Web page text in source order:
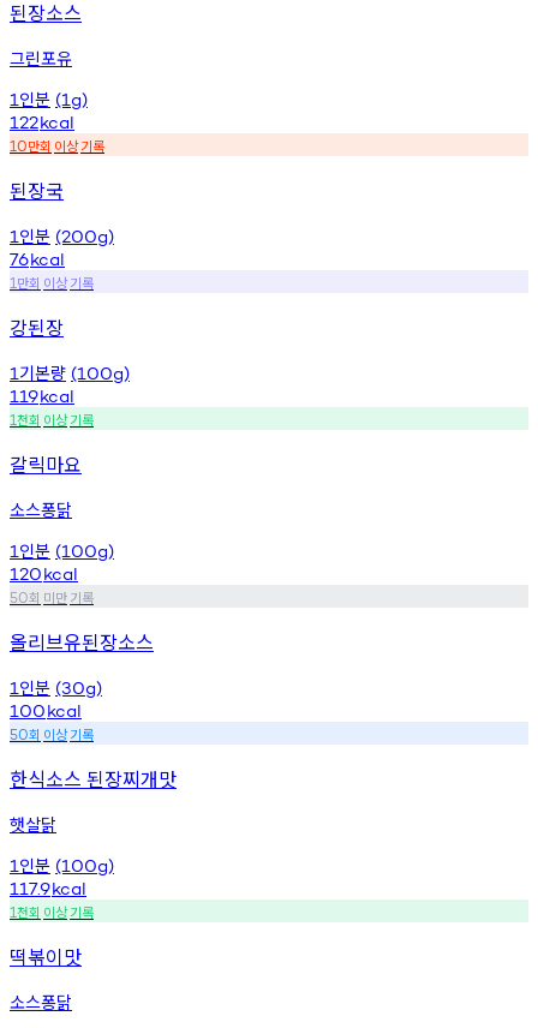
된장소스
그린포유
1 인분 (1g)
122kcal
10만회 이상기록
된장국
1 인분 (200g)
76kcal
1 만회 이상기록
강된장
1 기본량 (100g)
119kcal
1천회 이상기록
갈릭마요
소스퐁닭
1 인분 (100g)
120kcal
50회 미만기록
올리브유된장소스
1 인분 (30g)
100kcal
50회 이상기록
한식소스 된장찌개맛
햇살닭
1 인분 (100g)
117.9kcal
1천회 이상기록
떡볶이맛
소스퐁닭